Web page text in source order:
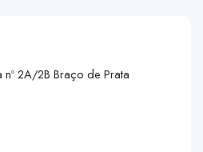
nº 2A/2B Braço de Prata